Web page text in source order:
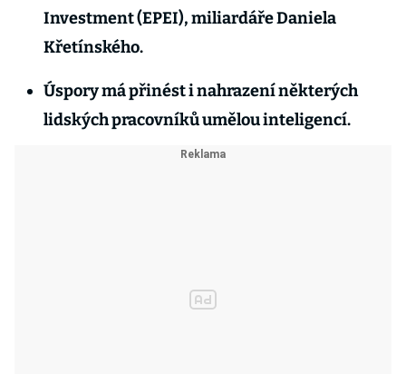
Investment (EPEI), miliardáře Daniela
Křetínského.
Úspory má přinést i nahrazení některých
lidských pracovníků umělou inteligencí.